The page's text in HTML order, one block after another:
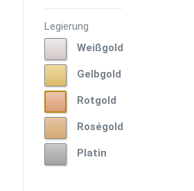
Legierung
WeißgoldWeißgold
GelbgoldGelbgold
RotgoldRotgold
RoségoldRoségold
Platin